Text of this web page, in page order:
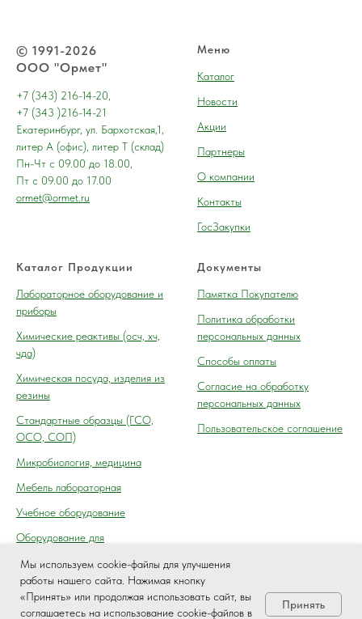
Мы используем cookie-файлы для улучшения
работы нашего сайта. Нажимая кнопку
«Принять» или продолжая использовать сайт, вы
соглашаетесь на использование cookie-файлов в
Принять
© 1991-2026
ООО "Ормет"
+7 (343) 216-14-20,
+7 (343 )216-14-21
Екатеринбург, ул. Бархотская,1,
литер А (офис), литер Т (склад)
Пн-Чт с 09.00 до 18.00,
Пт с 09.00 до 17.00
ormet@ormet.ru
Меню
Каталог
Новости
Акции
Партнеры
О компании
Контакты
ГосЗакупки
Каталог Продукции
Лабораторное оборудование и
приборы
Химические реактивы (осч, хч,
чда)
Химическая посуда, изделия из
резины
Cтандартные образцы (ГСО,
ОСО, СОП)
Микробиология, медицина
Мебель лабораторная
Учебное оборудование
Оборудование для
осмотра (контроля) ГАИ
Документы
Памятка Покупателю
Политика обработки
персональных данных
Способы оплаты
Согласие на обработку
персональных данных
Пользовательское соглашение